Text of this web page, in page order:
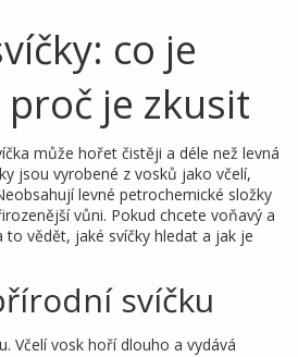
co je
je zkusit
může hořet čistěji a déle než levná
jsou vyrobené z vosků jako včelí,
levné petrochemické složky
vůni. Pokud chcete voňavý a
vědět, jaké svíčky hledat a jak je
svíčku
Včelí vosk hoří dlouho a vydává